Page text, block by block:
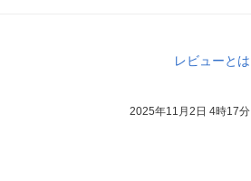
レビューとは
2025年11月2日 4時17分